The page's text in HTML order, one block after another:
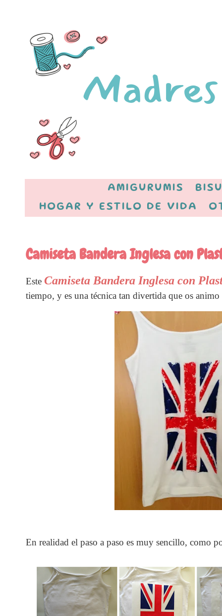
AMIGURUMIS
HOGAR Y ESTILO DE VIDA
Camiseta Bandera Inglesa con
Este Camiseta Bandera Inglesa con
tiempo, y es una técnica tan divertida que os animo
En realidad el paso a paso es muy sencillo, como